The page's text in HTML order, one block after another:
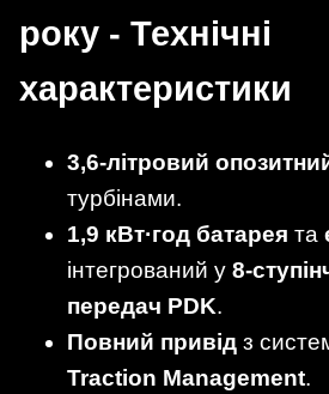
року - Технічні
характеристики
3,6-літровий
турбінами.
1,9 кВт·год батарея та
інтегрований у 8-
передач PDK.
Повний привід з
Traction Management.